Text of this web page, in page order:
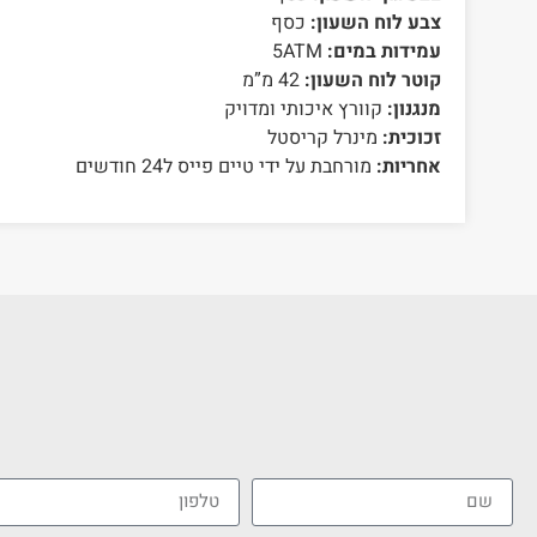
צבע לוח השעון: כסף
עמידות במים:
קוטר לוח השעון:
מנגנון: קוורץ איכותי ומדויק
זכוכית: מינרל קריסטל
אחריות: מורחבת על ידי טיים פייס ל24 חודשים